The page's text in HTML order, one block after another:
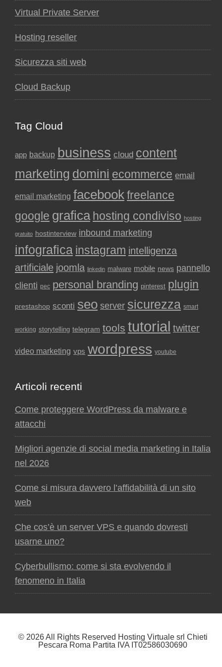
Virtual Private Server
Hosting reseller
Sicurezza siti web
Cloud Backup
Tag Cloud
app backup business cloud content
marketing domini ecommerce email
email marketing facebookfreelance
google grafica hosting condiviso hosting
gratuito hostinterview inbound marketing
infografica instagram intelligenza
artificiale joomla linkedin malware mobile news pannello
clienti pec personal branding pinterest plugin
prestashop sconti seo server sicurezza smart
working storytelling telegram tools tutorial twitter
video marketing vps wordpress youtube
Articoli recenti
Come proteggere WordPress da malware e
attacchi
Migliori agenzie di social media marketing in Italia
nel 2026
Come si misura davvero l’affidabilità di un sito
web
Che cos’è un server VPS e quando dovresti
usarne uno?
Cyberbullismo: come si sta evolvendo il
fenomeno in Italia
© 2026 All Rights Reserved Hosting Virtuale srl Chieti
Pescara Roma Partita IVA IT02586030690